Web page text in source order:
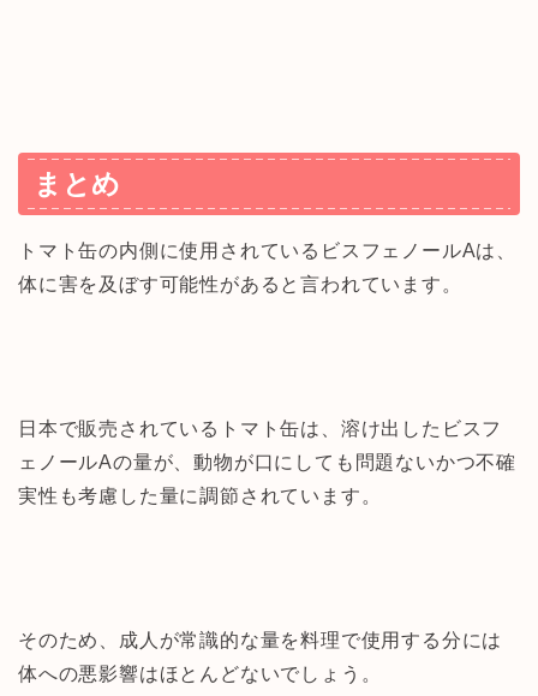
まとめ
トマト缶の内側に使用されているビスフェノールAは、
体に害を及ぼす可能性があると言われています。
日本で販売されているトマト缶は、溶け出したビスフ
ェノールAの量が、動物が口にしても問題ないかつ不確
実性も考慮した量に調節されています。
そのため、成人が常識的な量を料理で使用する分には
体への悪影響はほとんどないでしょう。